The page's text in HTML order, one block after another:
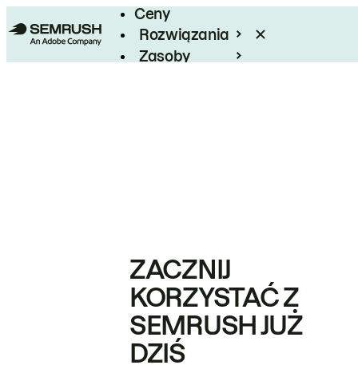
Ceny
Rozwiązania
Zasoby
ZACZNIJ
KORZYSTAĆ Z
SEMRUSH JUŻ
DZIŚ